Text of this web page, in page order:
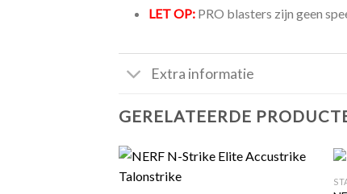
LET OP:PRO blasters zijn geen
Extra informatie
GERELATEERDE